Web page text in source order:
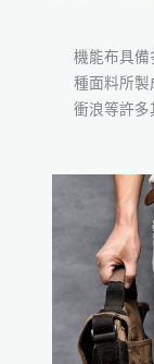
機能布具備
種面料所製
衝浪等許多